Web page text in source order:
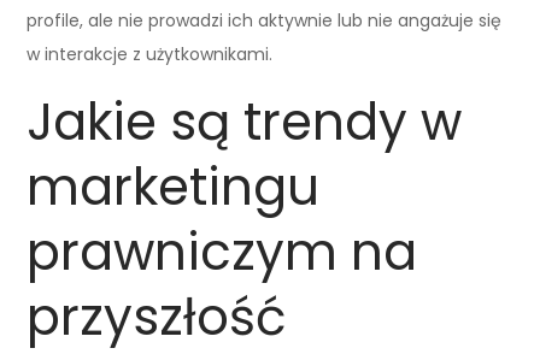
profile, ale nie prowadzi ich aktywnie lub nie angażuje się
w interakcje z użytkownikami.
Jakie są trendy w
marketingu
prawniczym na
przyszłość